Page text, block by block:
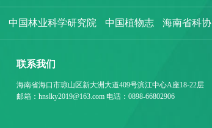
中国林业科学研究院 中国植物志 海南省科协
联系我们
海南省海口市琼山区新大洲大道409号滨江中心A座18-22层
邮箱：hnslky2019@163.com 电话：0898-66802906